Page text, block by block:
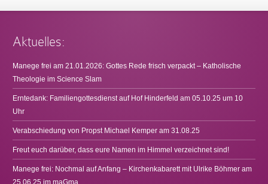
Aktuelles:
Manege frei am 21.01.2026: Gottes Rede frisch verpackt – Katholische
Theologie im Science Slam
Erntedank: Familiengottesdienst auf Hof Hinderfeld am 05.10.25 um 10
Uhr
Verabschiedung von Propst Michael Kemper am 31.08.25
Freut euch darüber, dass eure Namen im Himmel verzeichnet sind!
Manege frei: Nochmal auf Anfang – Kirchenkabarett mit Ulrike Böhmer am
25.06.25 im maGma